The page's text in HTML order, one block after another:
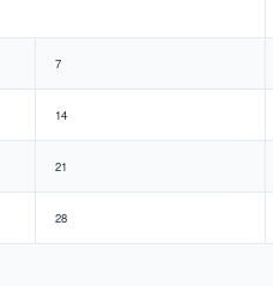
7
14
21
28